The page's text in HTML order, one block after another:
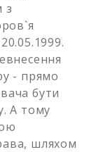
з
- прямо
бути
А тому
шляхом